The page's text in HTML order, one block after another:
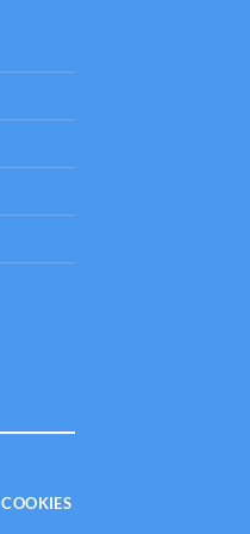
COOKIES